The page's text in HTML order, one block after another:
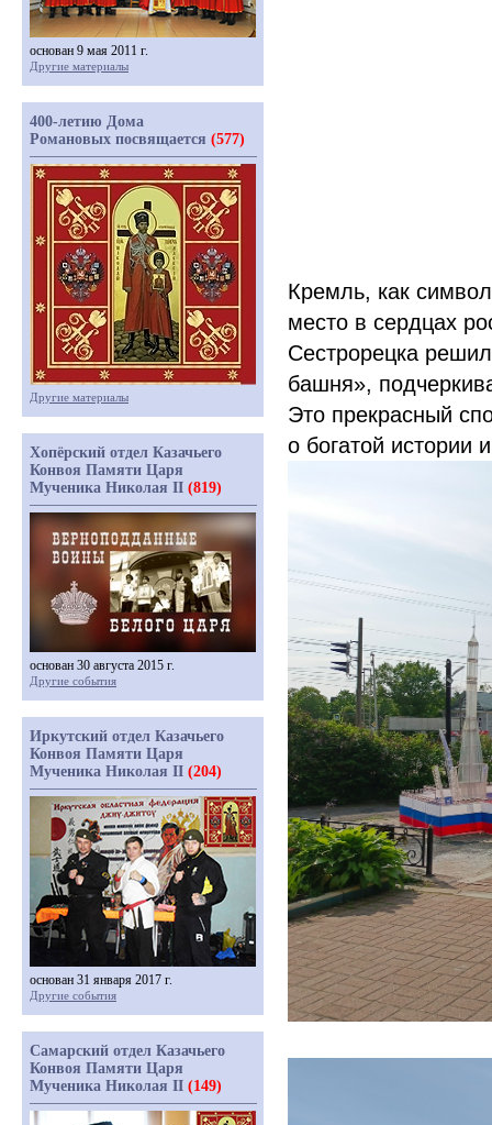
Кремль, как
место в сердцах
Сестрорецка
башня»,
Это прекрасный
о богатой истории
основан 9 мая 2011 г.
Другие материалы
400-летию Дома
Романовых посвящается (577)
Другие материалы
Хопёрский отдел Казачьего
Конвоя Памяти Царя
Мученика Николая II (819)
основан 30 августа 2015 г.
Другие события
Иркутский отдел Казачьего
Конвоя Памяти Царя
Мученика Николая II (204)
основан 31 января 2017 г.
Другие события
Самарский отдел Казачьего
Конвоя Памяти Царя
Мученика Николая II (149)